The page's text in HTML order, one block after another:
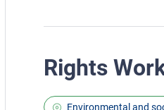
Rights
Environmental and